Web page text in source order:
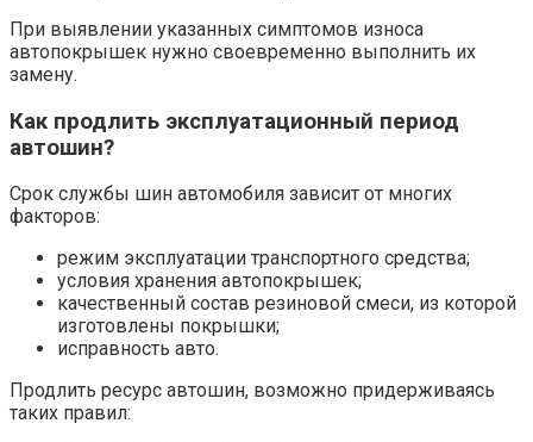
При выявлении указанных симптомов износа
автопокрышек нужно своевременно выполнить их
замену.
Как продлить эксплуатационный период
автошин?
Срок службы шин автомобиля зависит от многих
факторов:
режим эксплуатации транспортного средства;
условия хранения автопокрышек;
качественный состав резиновой смеси, из которой
изготовлены покрышки;
исправность авто.
Продлить ресурс автошин, возможно придерживаясь
таких правил: